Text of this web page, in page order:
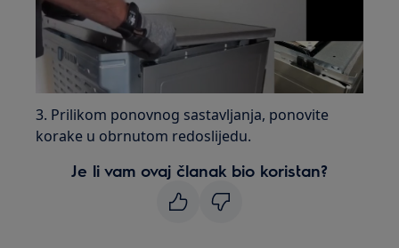
3. Prilikom ponovnog sastavljanja, ponovite
korake u obrnutom redoslijedu.
Je li vam ovaj članak bio koristan?